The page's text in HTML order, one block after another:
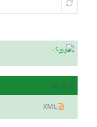
فایل ها